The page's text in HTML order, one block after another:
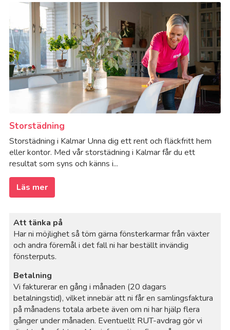
Storstädning
Storstädning i Kalmar Unna dig ett rent och fläckfritt hem
eller kontor. Med vår storstädning i Kalmar får du ett
resultat som syns och känns i...
Läs mer
Att tänka på
Har ni möjlighet så töm gärna fönsterkarmar från växter
och andra föremål i det fall ni har beställt invändig
fönsterputs.
Betalning
Vi fakturerar en gång i månaden (20 dagars
betalningstid), vilket innebär att ni får en samlingsfaktura
på månadens totala arbete även om ni har hjälp flera
gånger under månaden. Eventuellt RUT-avdrag gör vi